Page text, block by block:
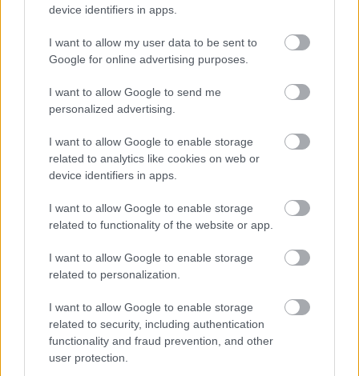
device identifiers in apps.
I want to allow my user data to be sent to
Google for online advertising purposes.
I want to allow Google to send me
personalized advertising.
I want to allow Google to enable storage
related to analytics like cookies on web or
device identifiers in apps.
I want to allow Google to enable storage
related to functionality of the website or app.
I want to allow Google to enable storage
related to personalization.
I want to allow Google to enable storage
related to security, including authentication
functionality and fraud prevention, and other
user protection.
Székesfehérvár önkormányzatának közgyűlése keddi rendkívüli
érdekében, hogy feltárja a MOL Aréna Sóstóban lévő ivóvíz
Pseudomonas aeruginosa baktériummal fertőződésének
tervezői, kivitelezői vagy egyéb más okait, mert az esetleges
2017.09.26
Agárd településrész területén előre tervezett karbantartási
munkák keretében 2017. október 02. – 2017. október 06. között
az ivóvízhálózaton tolózárak cseréjét végzi a DRV Zrt.